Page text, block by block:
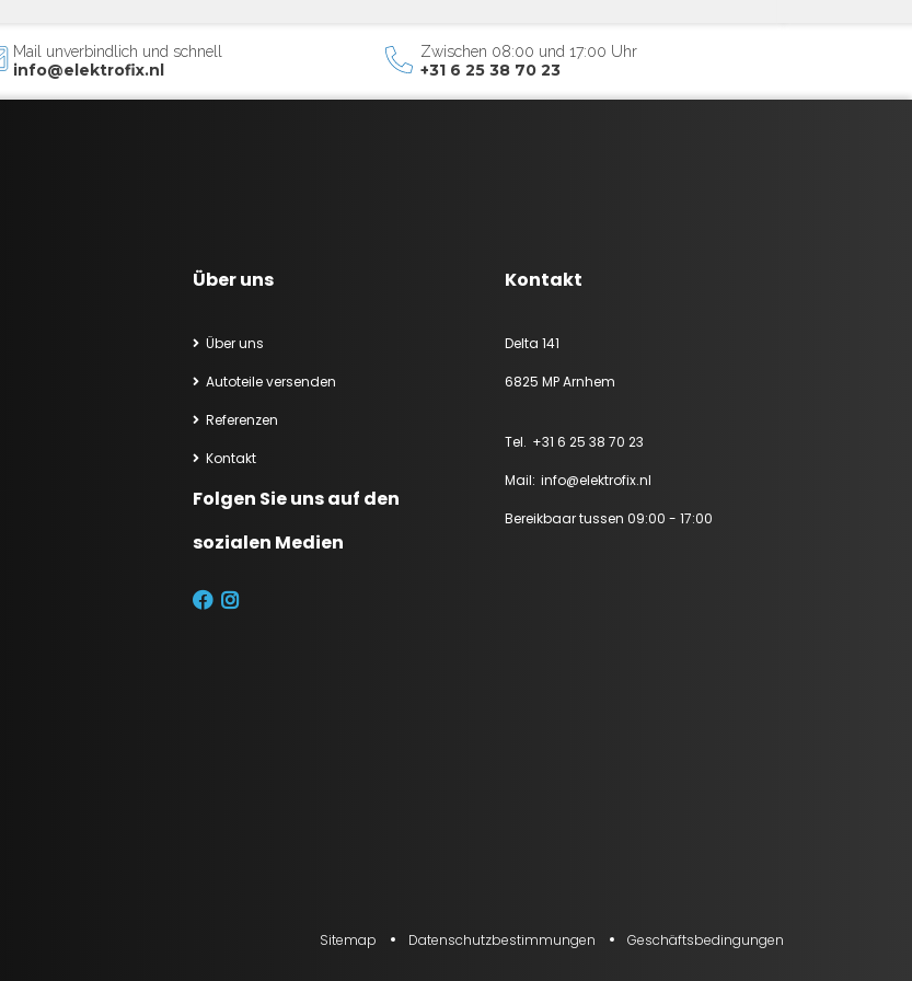
Mail unverbindlich und schnell
info@elektrofix.nl
Zwischen 08:00 und 17:00 Uhr
+31 6 25 38 70 23
Über uns
Über uns
Autoteile versenden
Referenzen
Kontakt
Folgen Sie uns auf den
sozialen Medien
Kontakt
Delta 141
6825 MP Arnhem
+31 6 25 38 70 23
info@elektrofix.nl
Bereikbaar tussen 09:00 - 17:00
Sitemap Datenschutzbestimmungen Geschäftsbedingungen